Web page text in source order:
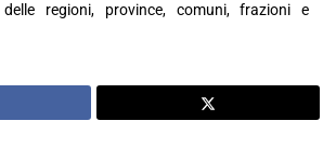
regioni, province, comuni, frazioni e